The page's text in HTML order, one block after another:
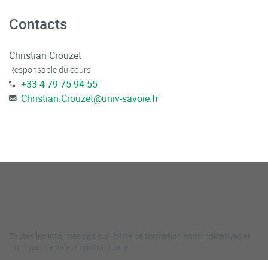
de liquéfaction (Eurocode 8).
Contacts
Christian Crouzet
Responsable du cours
+33 4 79 75 94 55
Christian.Crouzet@univ-savoie.fr
Toutes les informations sur l'offre de formation sont indicatives et
n'ont pas de valeur contractuelle.